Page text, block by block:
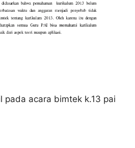
pada acara bimtek k.13 pai